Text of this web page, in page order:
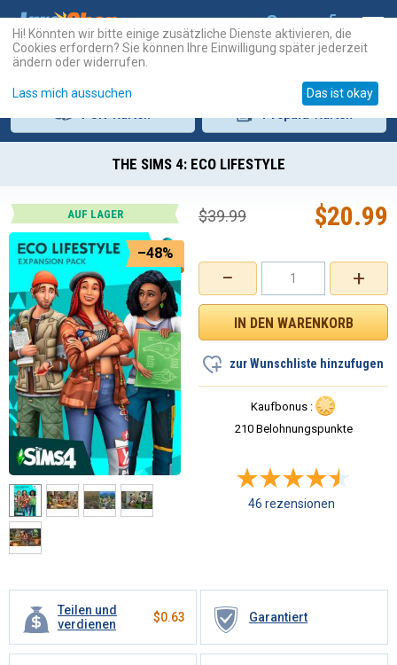
THE SIMS 4: ECO LIFESTYLE
AUF LAGER
–48%
Teilen und
verdienen
$0.63 Garantiert
+
−
$20.99
$39.99
zur Wunschliste hinzufugen
Kaufbonus :
210 Belohnungspunkte
46 rezensionen
Hi! Könnten wir bitte einige zusätzliche Dienste aktivieren, die
Cookies erfordern? Sie können Ihre Einwilligung später jederzeit
ändern oder widerrufen.
Lass mich aussuchen Das ist okay